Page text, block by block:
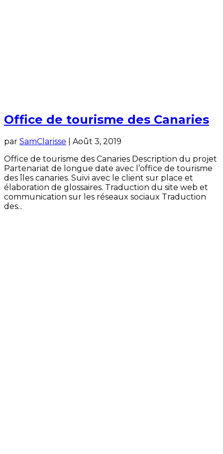
Office de tourisme des Canaries
par SamClarisse
Août 3, 2019
Office de tourisme des Canaries Description du projet
Partenariat de longue date avec l’office de tourisme
des îles canaries. Suivi avec le client sur place et
élaboration de glossaires. Traduction du site web et
communication sur les réseaux sociaux Traduction
des...